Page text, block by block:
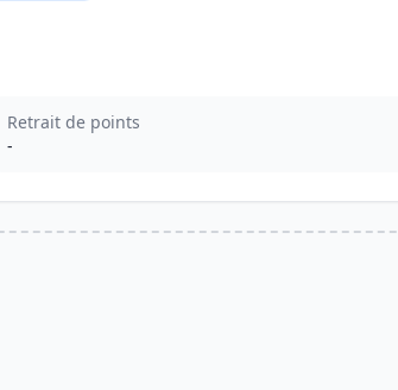
Retrait de points
-